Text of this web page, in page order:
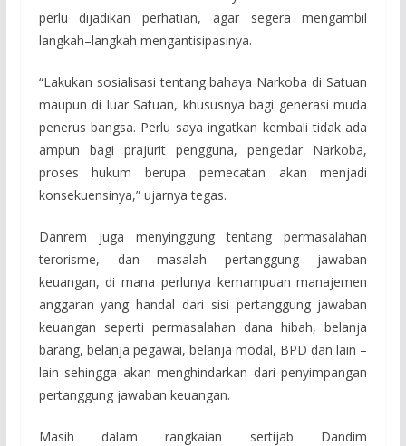
perlu dijadikan perhatian, agar segera mengambil
langkah–langkah mengantisipasinya.
“Lakukan sosialisasi tentang bahaya Narkoba di Satuan
maupun di luar Satuan, khususnya bagi generasi muda
penerus bangsa. Perlu saya ingatkan kembali tidak ada
ampun bagi prajurit pengguna, pengedar Narkoba,
proses hukum berupa pemecatan akan menjadi
konsekuensinya,” ujarnya tegas.
Danrem juga menyinggung tentang permasalahan
terorisme, dan masalah pertanggung jawaban
keuangan, di mana perlunya kemampuan manajemen
anggaran yang handal dari sisi pertanggung jawaban
keuangan seperti permasalahan dana hibah, belanja
barang, belanja pegawai, belanja modal, BPD dan lain –
lain sehingga akan menghindarkan dari penyimpangan
pertanggung jawaban keuangan.
Masih dalam rangkaian sertijab Dandim